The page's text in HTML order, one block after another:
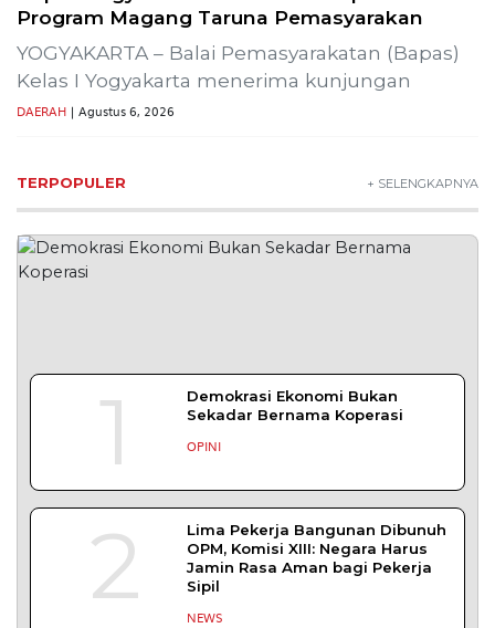
Program Magang Taruna Pemasyarakan
YOGYAKARTA – Balai Pemasyarakatan (Bapas)
Kelas I Yogyakarta menerima kunjungan
DAERAH | Agustus 6, 2026
TERPOPULER + SELENGKAPNYA
1
Demokrasi Ekonomi Bukan
Sekadar Bernama Koperasi
OPINI
2
Lima Pekerja Bangunan Dibunuh
OPM, Komisi XIII: Negara Harus
Jamin Rasa Aman bagi Pekerja
Sipil
NEWS